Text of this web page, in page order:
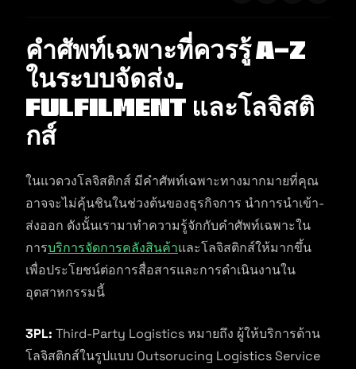
คำศัพท์เฉพาะที่ควรรู้ A-Z
ในระบบจัดส่ง,
Fulfilment และโลจิสติ
กส์
ในแวดวงโลจิสติกส์ มีคำศัพท์เฉพาะทางมากมายที่คุณ
อาจจะไม่คุ้นชินในช่วงต้นของธุรกิจการ นำการนำเข้า-
ส่งออก ดังนั้นเรามาทำความรู้จักกับคำศัพท์เฉพาะใน
การบริการจัดการคลังสินค้าและโลจิสติกส์ให้มากขึ้น
เพื่อประโยชน์ต่อการสื่อสารและการดำเนินงานใน
อุตสาหกรรมนี้
3PL: Third-Party Logistics หมายถึง ผู้ให้บริการด้าน
โลจิสติกส์ในรูปแบบ Outsorucing Logistics Service